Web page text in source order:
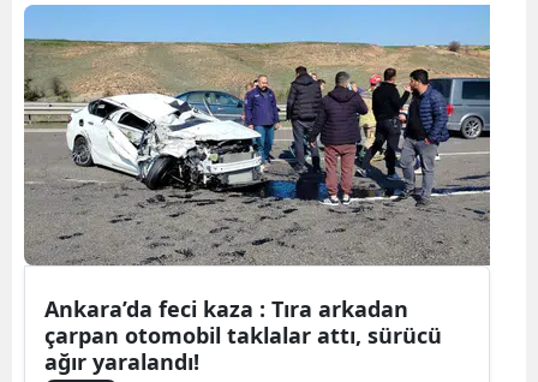
Kayseri
Kırklareli
Kırşehir
Kocaeli
Konya
Malatya
Ankara’da feci kaza : Tıra arkadan
çarpan otomobil taklalar attı, sürücü
ağır yaralandı!